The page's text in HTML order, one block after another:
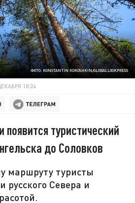
ФОТО: KONSTANTIN KOKOSHKIN/GLOBALLOOKPRESS
18:24
туристический
до Соловков
маршруту туристы
русского Севера и